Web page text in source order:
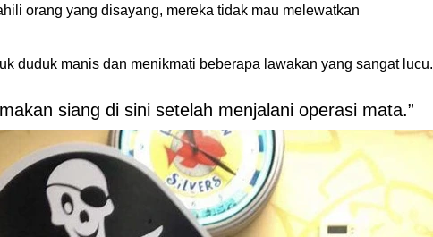
orang yang disayang, mereka tidak mau melewatkan
duduk manis dan menikmati beberapa lawakan yang sangat lucu.
siang di sini setelah menjalani operasi mata.”